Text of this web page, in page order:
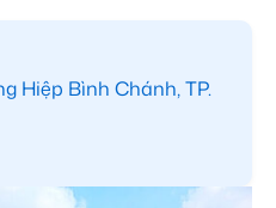
Hiệp Bình Chánh, TP.